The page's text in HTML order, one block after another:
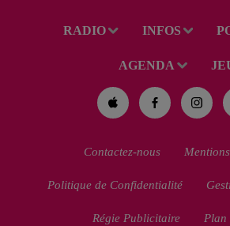
RADIO INFOS
AGENDA
Contactez-nous
Politique de Confidentialité
Régie Publicitaire Plan